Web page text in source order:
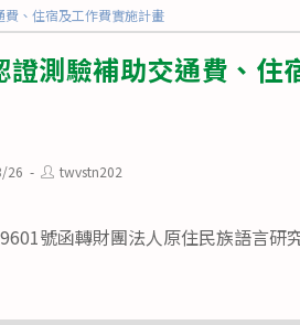
、住宿及工作費實施計畫
測驗補助交通費、住
26
Posttwvstn202
號函轉財團法人原住民族語言研